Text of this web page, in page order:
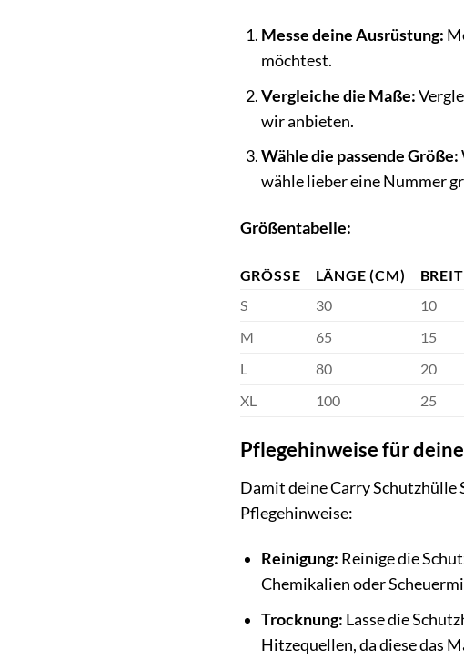
Messe deine Ausrüstung:
möchtest.
Vergleiche die Maße:
wir anbieten.
Wähle die passende Größe:
wähle lieber eine Nummer
Größentabelle:
GRÖSSE LÄNGE (CM)
S
30 10
M
65 15
L
80 20
XL
100 25
Pflegehinweise für
Damit deine Carry Schutzhülle
Pflegehinweise:
Reinigung: Reinige die
Chemikalien oder
Trocknung: Lasse die
Hitzequellen, da diese das